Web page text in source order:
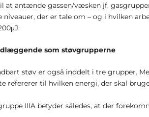
at antænde gassen/væsken jf.
niveauer, der er tale om – og i hvilken
som støvgrupperne
støv er også inddelt i tre grupper.
refererer til hvilken energi, der skal
IIIA betyder således, at der